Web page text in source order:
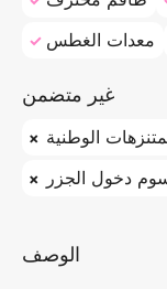
معدات الغطس
غير متضمن
الوطنية
دخول الجزر
الوصف